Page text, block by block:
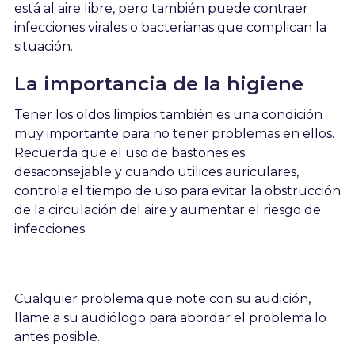
está al aire libre, pero también puede contraer
infecciones virales o bacterianas que complican la
situación.
La importancia de la higiene
Tener los oídos limpios también es una condición
muy importante para no tener problemas en ellos.
Recuerda que el uso de bastones es
desaconsejable y cuando utilices auriculares,
controla el tiempo de uso para evitar la obstrucción
de la circulación del aire y aumentar el riesgo de
infecciones.
Cualquier problema que note con su audición,
llame a su audiólogo para abordar el problema lo
antes posible.